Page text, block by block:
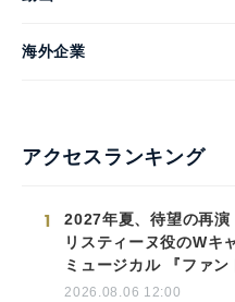
海外企業
アクセスランキング
1
2027年夏、待望の再演
リスティーヌ役のWキ
ミュージカル 『ファン
2026.08.06 12:00